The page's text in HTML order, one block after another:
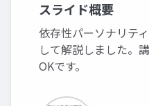
スライド概要
依存性パーソナリテ
して解説しました。
OKです。